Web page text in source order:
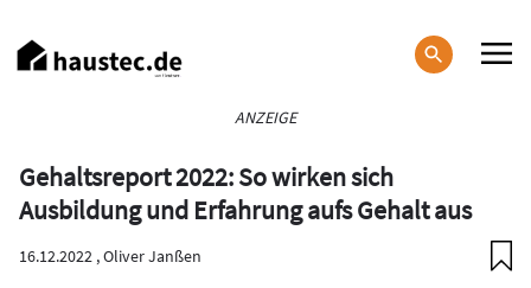
zum
Inhalt
ANZEIGE
Gehaltsreport 2022: So wirken sich
Ausbildung und Erfahrung aufs Gehalt aus
16.12.2022 ,Oliver Janßen